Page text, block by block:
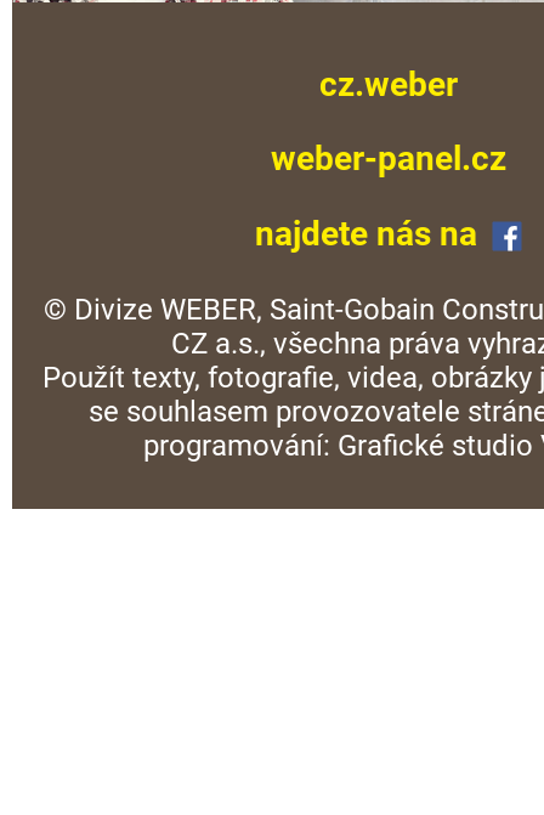
cz.weber
weber-panel.cz
najdete nás na
© Divize WEBER, Saint-Gobain
CZ a.s., všechna práva
Použít texty, fotografie, videa, obrázky
se souhlasem provozovatele
programování: Grafické studio